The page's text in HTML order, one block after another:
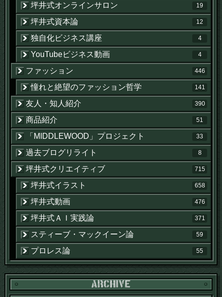
坪井式オンラインサロン 19
坪井式資本論 12
独自化ビジネス講座 4
YouTubeビジネス動画 4
ファッション 446
憧れと絶望のファッション哲学 141
友人・知人紹介 390
商品紹介 51
「MIDDLEWOOD」プロジェクト 33
過去ブログリライト 8
坪井式クリエイティブ 715
坪井式イラスト 658
坪井式動画 476
坪井式ＡＩ実践論 371
スティーブ・マックイーン論 59
プロレス論 55